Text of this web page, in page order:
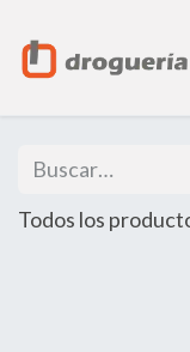
Todos los